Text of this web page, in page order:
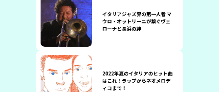
イタリアジャズ界の第一人者 マ
ウロ・オットリーニが繋ぐヴェ
ローナと長浜の絆
2022年夏のイタリアのヒット曲
はこれ！ラップからネオメロデ
ィコまで！